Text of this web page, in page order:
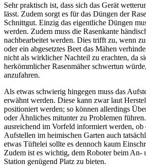
Sehr praktisch ist, dass sich das Gerät
lässt. Zudem sorgt es für das Düngen der
Schnittgut. Einzig das eigentliche Düngen
werden. Zudem muss die Rasenkante
nachbearbeitet werden. Dies trifft zu, wenn
oder ein abgesetztes Beet das Mähen
nicht als wirklicher Nachteil zu erachten, da
herkömmlicher Rasenmäher schwertun
anzufahren.
Als etwas schwierig hingegen muss das
erwähnt werden. Diese kann zwar laut
positioniert werden; so können allerdings
oder Ähnliches mitunter zu Problemen
ausreichend im Vorfeld informiert werden, ob
Aufstellen im heimischen Garten auch
etwas Tüftelei sollte es dennoch kaum
Zudem ist es wichtig, dem Roboter beim An-
Station genügend Platz zu bieten.